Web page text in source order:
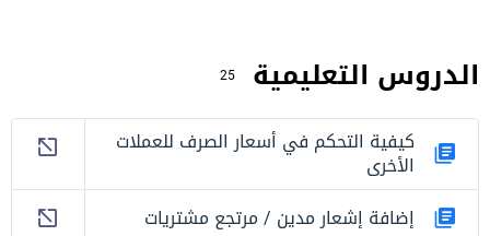
الدروس التعليمية 25
كيفية التحكم في أسعار الصرف للعملات
الأخرى
إضافة إشعار مدين / مرتجع مشتريات